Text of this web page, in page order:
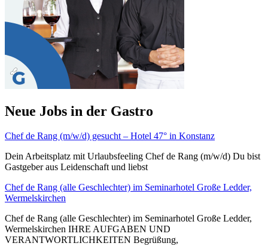
Neue Jobs in der Gastro
Chef de Rang (m/w/d) gesucht – Hotel 47° in Konstanz
Dein Arbeitsplatz mit Urlaubsfeeling Chef de Rang (m/w/d) Du bist
Gastgeber aus Leidenschaft und liebst
Chef de Rang (alle Geschlechter) im Seminarhotel Große Ledder,
Wermelskirchen
Chef de Rang (alle Geschlechter) im Seminarhotel Große Ledder,
Wermelskirchen IHRE AUFGABEN UND
VERANTWORTLICHKEITEN Begrüßung,